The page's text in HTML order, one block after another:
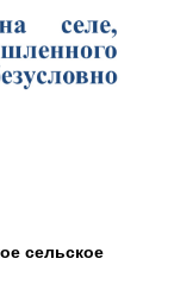
сельское